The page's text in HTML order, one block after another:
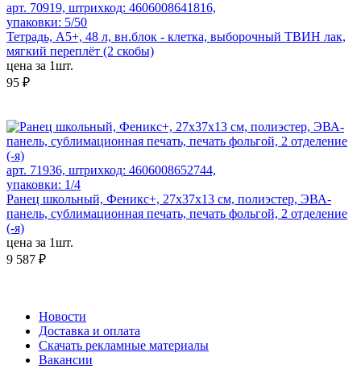
арт. 70919, штрихкод: 4606008641816,
упаковки: 5/50
Тетрадь, А5+, 48 л, вн.блок - клетка, выборочный ТВИН лак,
мягкий переплёт (2 скобы)
цена за 1шт.
95 ₽
арт. 71936, штрихкод: 4606008652744,
упаковки: 1/4
Ранец школьный, Феникс+, 27х37х13 см, полиэстер, ЭВА-
панель, сублимационная печать, печать фольгой, 2 отделение
(-я)
цена за 1шт.
9 587 ₽
Новости
Доставка и оплата
Скачать рекламные материалы
Вакансии